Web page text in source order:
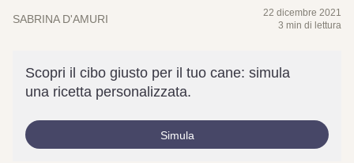
SABRINA D'AMURI
22 dicembre 2021
3 min di lettura
Scopri il cibo giusto per il tuo cane: simula
una ricetta personalizzata.
Simula